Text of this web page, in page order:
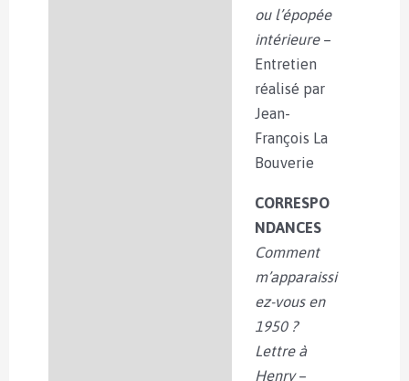
ou l’épopée
intérieure–
Entretien
réalisé par
Jean-
François La
Bouverie
CORRESPO
NDANCES
Comment
m’apparaissi
ez-vous en
1950 ?
Lettre à
Henry–